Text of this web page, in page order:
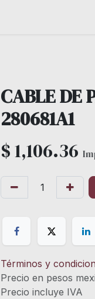
CABLE DE
280681A1
$1,106.36
Términos y
Precio en pesos
Precio